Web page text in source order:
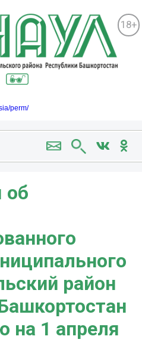
18+
perm/
об
район
на 1 апреля